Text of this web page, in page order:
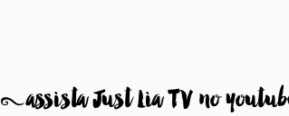
8assista Just Lia TV no